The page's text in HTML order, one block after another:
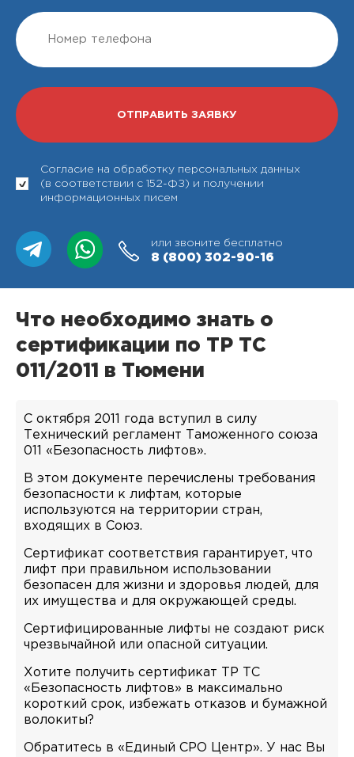
Согласие на обработку персональных данных
(в соответствии с 152-ФЗ) и получении
информационных писем
или звоните бесплатно
8 (800) 302-90-16
Что необходимо знать о
сертификации по ТР ТС
011/2011 в Тюмени
С октября 2011 года вступил в силу
Технический регламент Таможенного союза
011 «Безопасность лифтов».
В этом документе перечислены требования
безопасности к лифтам, которые
используются на территории стран,
входящих в Союз.
Сертификат соответствия гарантирует, что
лифт при правильном использовании
безопасен для жизни и здоровья людей, для
их имущества и для окружающей среды.
Сертифицированные лифты не создают риск
чрезвычайной или опасной ситуации.
Хотите получить сертификат ТР ТС
«Безопасность лифтов» в максимально
короткий срок, избежать отказов и бумажной
волокиты?
Обратитесь в «Единый СРО Центр». У нас Вы